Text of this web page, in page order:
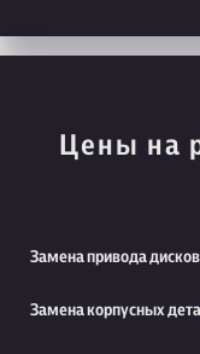
Цены на
Замена привода дисков
Замена корпусных